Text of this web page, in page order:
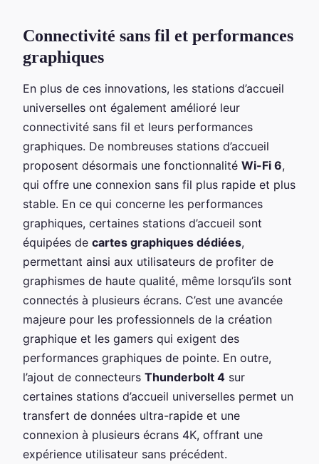
Connectivité sans fil et performances
graphiques
En plus de ces innovations, les stations d’accueil
universelles ont également amélioré leur
connectivité sans fil et leurs performances
graphiques. De nombreuses stations d’accueil
proposent désormais une fonctionnalité Wi-Fi 6,
qui offre une connexion sans fil plus rapide et plus
stable. En ce qui concerne les performances
graphiques, certaines stations d’accueil sont
équipées de cartes graphiques dédiées,
permettant ainsi aux utilisateurs de profiter de
graphismes de haute qualité, même lorsqu’ils sont
connectés à plusieurs écrans. C’est une avancée
majeure pour les professionnels de la création
graphique et les gamers qui exigent des
performances graphiques de pointe. En outre,
l’ajout de connecteurs Thunderbolt 4 sur
certaines stations d’accueil universelles permet un
transfert de données ultra-rapide et une
connexion à plusieurs écrans 4K, offrant une
expérience utilisateur sans précédent.